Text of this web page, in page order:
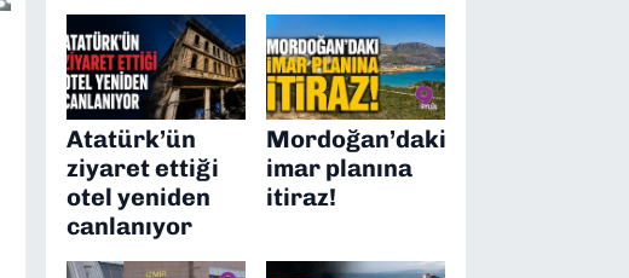
Atatürk’ün
ziyaret ettiği
otel yeniden
canlanıyor
Mordoğan’daki
imar planına
itiraz!